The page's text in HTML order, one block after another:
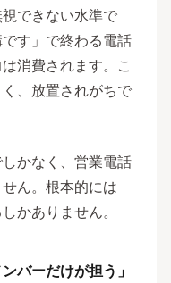
できない水準で
す」で終わる電話
消費されます。こ
、放置されがちで
かなく、営業電話
ん。根本的には
かありません。
バーだけが担う」